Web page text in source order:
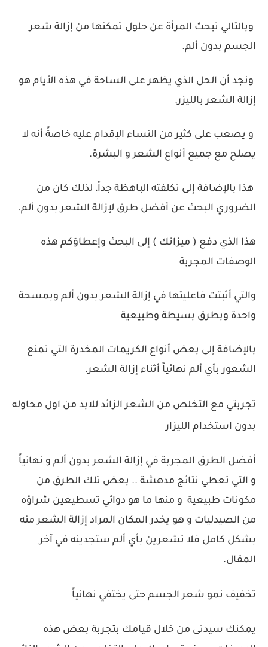
وبالتالي تبحث المرأة عن حلول تمكنها من إزالة شعر
الجسم بدون ألم.
ونجد أن الحل الذي يظهر على الساحة في هذه الأيام هو
إزالة الشعر بالليزر.
و يصعب على كثير من النساء الإقدام عليه خاصةً أنه لا
يصلح مع جميع أنواع الشعر و البشرة.
هذا بالإضافة إلى تكلفته الباهظة جداً، لذلك كان من
الضروري البحث عن أفضل طرق لإزالة الشعر بدون ألم.
هذا الذي دفع ( ميزانك ) إلى البحث وإعطاؤكم هذه
الوصفات المجربة
والتي أثبتت فاعليتها في إزالة الشعر بدون ألم وبمسحة
واحدة وبطرق بسيطة وطبيعية
بالإضافة إلى بعض أنواع الكريمات المخدرة التي تمنع
الشعور بأي ألم نهائياً أثناء إزالة الشعر.
تجربتي مع التخلص من الشعر الزائد للابد من اول محاوله
بدون استخدام الليزار
أفضل الطرق المجربة في إزالة الشعر بدون ألم و نهائياً
و التي تعطي نتائج مدهشة .. بعض تلك الطرق من
مكونات طبيعية و منها ما هو دوائي تسطيعين شراؤه
من الصيدليات و هو يخدر المكان المراد إزالة الشعر منه
بشكل كامل فلا تشعرين بأي ألم ستجدينه في آخر
المقال.
تخفيف نمو شعر الجسم حتى يختفي نهائياً
يمكنك سيدتى من خلال قيامك بتجربة بعض هذه